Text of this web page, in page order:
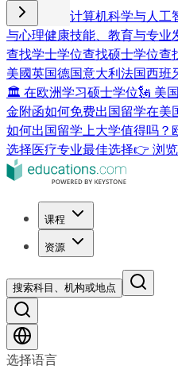
商业与管理 计算机科学与人工
与心理健康技能、教育与专业
查找学士学位查找硕士学位查
美國英国德国意大利法国西班
🏛 在欧洲学习硕士学位🗽 美
金附函如何免费出国留学在美
如何出国留学上大学值得吗？
选择医疗专业最佳选择👉 浏
课程
资源
搜索科目、机构或地点
选择语言